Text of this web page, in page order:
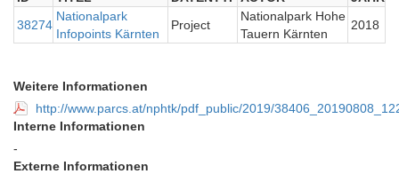
38274
Nationalpark
Infopoints Kärnten
Project
Nationalpark Hohe
Tauern Kärnten
2018
Weitere Informationen
http://www.parcs.at/nphtk/pdf_public/2019/
Interne Informationen
-
Externe Informationen